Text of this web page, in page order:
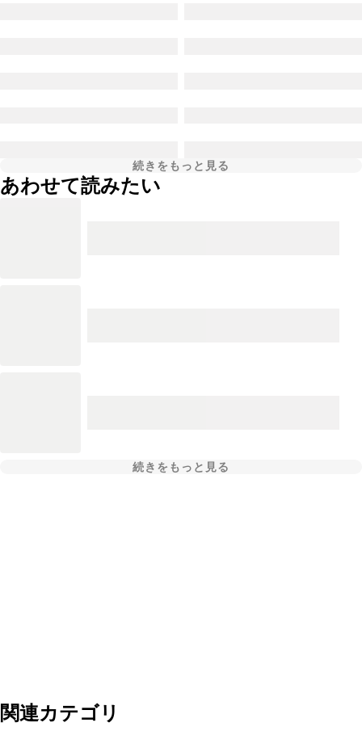
続きをもっと見る
あわせて読みたい
続きをもっと見る
関連カテゴリ